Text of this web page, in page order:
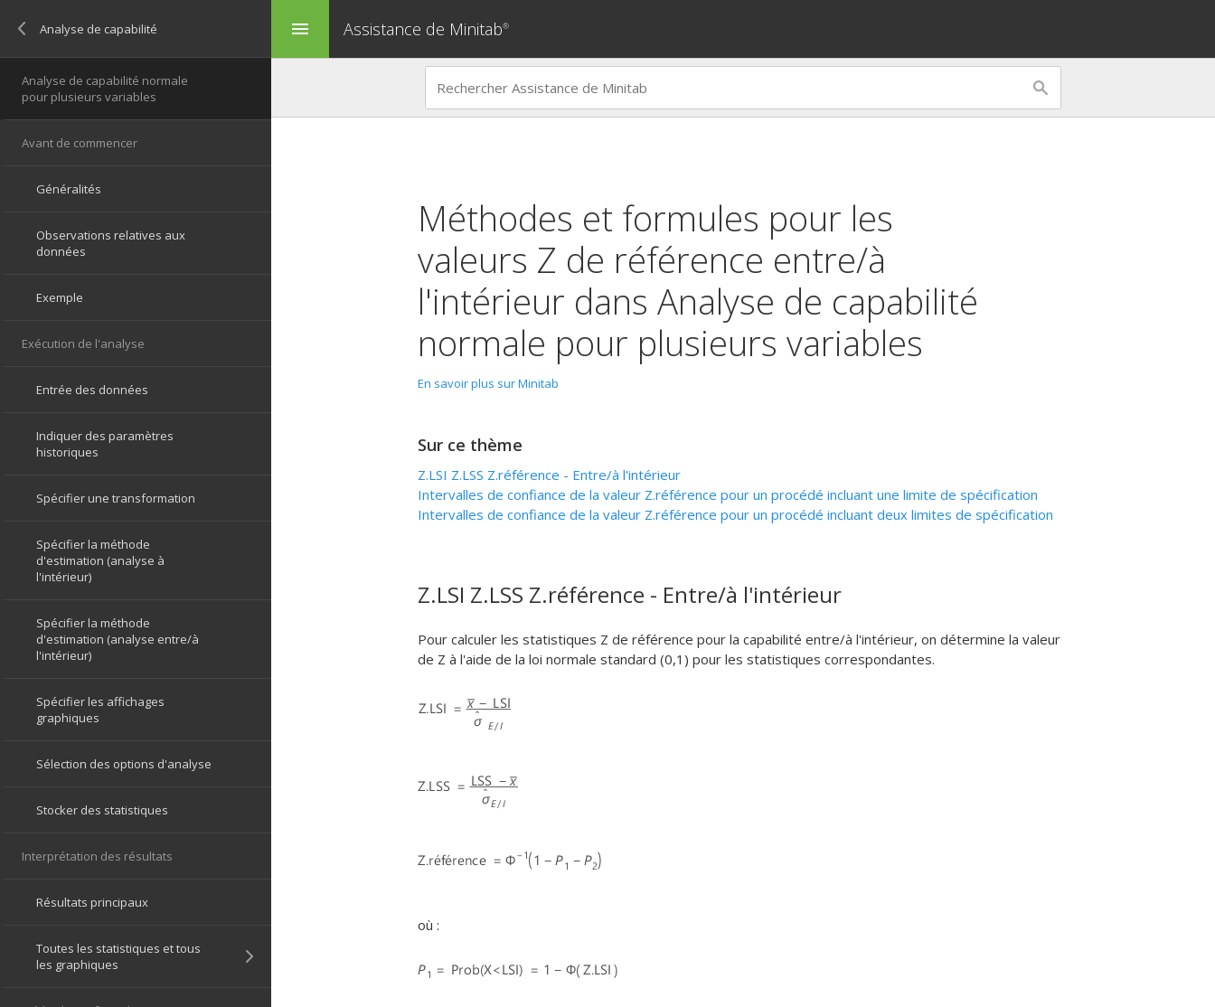
menu Assistance de Minitab®
Méthodes et formules pour les
valeurs Z de référence entre/à
l'intérieur dans Analyse de capabilité
normale pour plusieurs variables
En savoir plus sur Minitab
Sur ce thème
Z.LSI Z.LSS Z.référence - Entre/à l'intérieur
Intervalles de confiance de la valeur Z.référence pour un procédé incluant une limite de spécification
Intervalles de confiance de la valeur Z.référence pour un procédé incluant deux limites de spécification
Z.LSI Z.LSS Z.référence - Entre/à l'intérieur
Pour calculer les statistiques Z de référence pour la capabilité entre/à l'intérieur, on détermine la valeur
de Z à l'aide de la loi normale standard (0,1) pour les statistiques correspondantes.
où :